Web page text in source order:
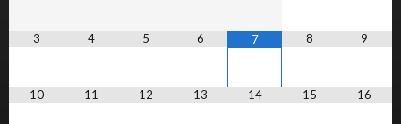
3 4 5 6 7 8 9
10 11 12 13 14 15 16